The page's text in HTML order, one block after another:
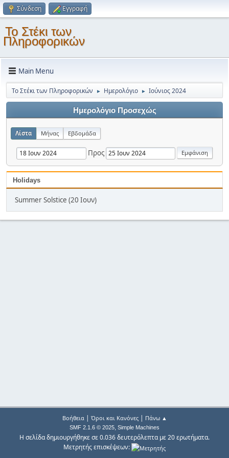
Σύνδεση Εγγραφή
Το Στέκι των
Πληροφορικών
Main Menu
Το Στέκι των Πληροφορικών ► Ημερολόγιο ► Ιούνιος 2024
Ημερολόγιο Προσεχώς
Λίστα Μήνας Εβδομάδα
Προς
Holidays
Summer Solstice (20 Ιουν)
Βοήθεια| Όροι και Κανόνες| Πάνω ▲
SMF 2.1.6 © 2025, Simple Machines
Η σελίδα δημιουργήθηκε σε 0.036 δευτερόλεπτα με 20 ερωτήματα.
Μετρητής επισκέψεων: